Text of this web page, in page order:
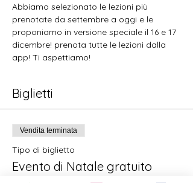
Abbiamo selezionato le lezioni più
prenotate da settembre a oggi e le
proponiamo in versione speciale il 16 e 17
dicembre! prenota tutte le lezioni dalla
app! Ti aspettiamo!
Biglietti
Vendita terminata
Tipo di biglietto
Evento di Natale gratuito